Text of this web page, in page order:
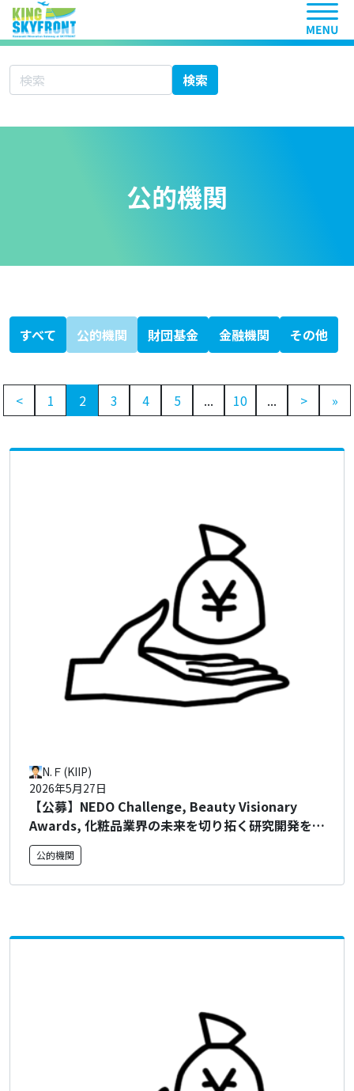
ヘッ
サイト内検索 検索
公的機関
すべて 公的機関 財団基金 金融機関 その他
< 1 2 3 4 5 ... 10 ... > »
【公募】NEDO Challenge, Beauty Visionary
Awards, 化粧品業界の未来を切り拓く研究開発を表
彰！ 公募のご案内
2026年5月27日
N.Ｆ(KIIP)
公的機関